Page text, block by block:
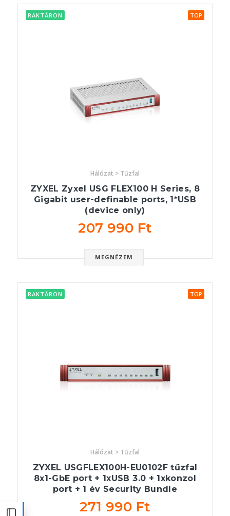
RAKTÁRON TOP
Hálózat > Tűzfal
ZYXEL Zyxel USG FLEX100 H Series, 8
Gigabit user-definable ports, 1*USB
(device only)
207 990 Ft
MEGNÉZEM
RAKTÁRON TOP
Hálózat > Tűzfal
ZYXEL USGFLEX100H-EU0102F tűzfal
8x1-GbE port + 1xUSB 3.0 + 1xkonzol
port + 1 év Security Bundle
271 990 Ft